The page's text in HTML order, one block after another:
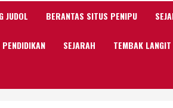
JUDOL BERANTAS SITUS PENIPU
SEJARAH TEMBAK LANGIT